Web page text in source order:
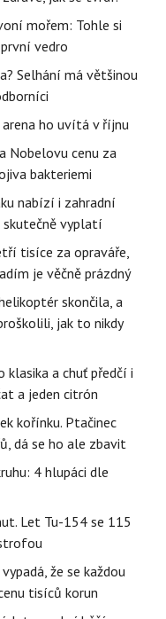
mořem: Tohle si
vedro
Selhání má většinou
ho uvítá v říjnu
Nobelovu cenu za
bakteriemi
nabízí i zahradní
skutečně vyplatí
tisíce za opraváře,
je věčně prázdný
skončila, a
jak to nikdy
a chuť předčí i
a jeden citrón
kořínku. Ptačinec
dá se ho ale zbavit
4 hlupáci dle
Let Tu-154 se 115
že se každou
tisíců korun